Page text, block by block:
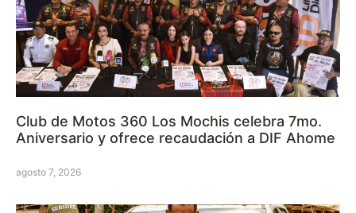
Club de Motos 360 Los Mochis celebra 7mo.
Aniversario y ofrece recaudación a DIF Ahome
agosto 7, 2026